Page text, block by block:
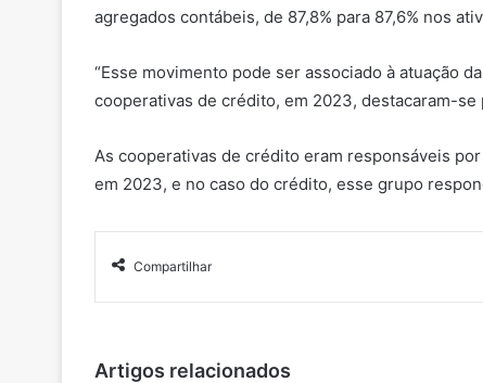
agregados contábeis, de 87,8% para 87,6% nos
“Esse movimento pode ser associado à atuação
cooperativas de crédito, em 2023, destacaram-
As cooperativas de crédito eram responsáveis
em 2023, e no caso do crédito, esse grupo
Compartilhar
Artigos relacionados